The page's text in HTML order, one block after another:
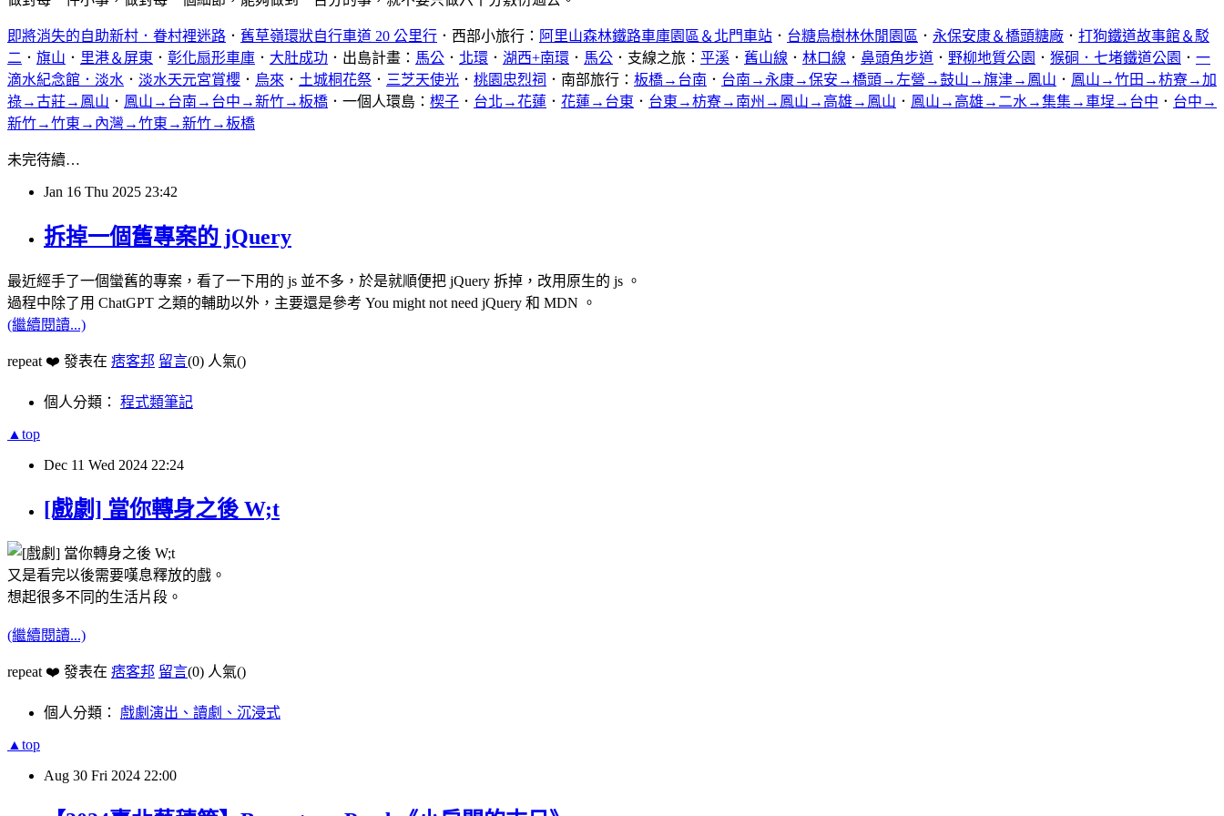
即將消失的自助新村．眷村裡迷路 ． 舊草嶺環狀自行車道 20 公里行 ．西部小旅行： 阿里山森林鐵路車庫園區＆北門車站 ． 台糖烏樹林休閒園區 ． 永保安康＆橋頭糖廠 ． 打狗鐵道故事館＆駁
二 ． 旗山 ． 里港＆屏東 ． 彰化扇形車庫 ． 大肚成功 ．出島計畫： 馬公 ． 北環 ． 湖西+南環 ． 馬公 ．支線之旅： 平溪 ． 舊山線 ． 林口線 ． 鼻頭角步道 ． 野柳地質公園 ． 猴硐．七堵鐵道公園 ． 一
滴水紀念館．淡水 ． 淡水天元宮賞櫻 ． 烏來 ． 土城桐花祭 ． 三芝天使光 ． 桃園忠烈祠 ．南部旅行： 板橋→台南 ． 台南→永康→保安→橋頭→左營→鼓山→旗津→鳳山 ． 鳳山→竹田→枋寮→加
祿→古莊→鳳山 ． 鳳山→台南→台中→新竹→板橋 ．一個人環島： 楔子 ． 台北→花蓮 ． 花蓮→台東 ． 台東→枋寮→南州→鳳山→高雄→鳳山 ． 鳳山→高雄→二水→集集→車埕→台中 ． 台中→
新竹→竹東→內灣→竹東→新竹→板橋
未完待續…
Jan 16 Thu 2025 23:42
拆掉一個舊專案的 jQuery
最近經手了一個蠻舊的專案，看了一下用的 js 並不多，於是就順便把 jQuery 拆掉，改用原生的 js 。
過程中除了用 ChatGPT 之類的輔助以外，主要還是參考 You might not need jQuery 和 MDN 。
(繼續閱讀...)
repeat ❤️ 發表在 痞客邦 留言(0) 人氣()
個人分類： 程式類筆記
▲top
Dec 11 Wed 2024 22:24
[戲劇] 當你轉身之後 W;t
又是看完以後需要嘆息釋放的戲。
想起很多不同的生活片段。
(繼續閱讀...)
repeat ❤️ 發表在 痞客邦 留言(0) 人氣()
個人分類： 戲劇演出、讀劇、沉浸式
▲top
Aug 30 Fri 2024 22:00